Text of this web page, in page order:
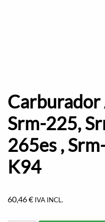
Carburador
Srm-225,
265es ,
K94
60,46€ IVA INCL.